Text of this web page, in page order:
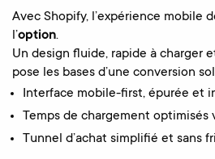
Avec Shopify, l’expérience mobile
l’option.
Un design fluide, rapide à charger
pose les bases d’une conversion
Interface mobile-first, épurée et
Temps de chargement optimisés
Tunnel d’achat simplifié et sans